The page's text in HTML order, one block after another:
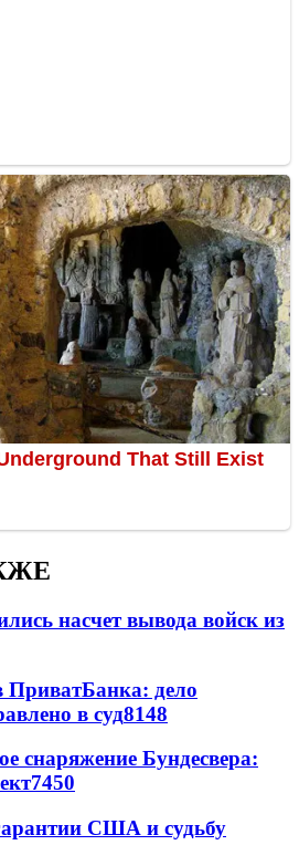
насчет вывода войск из
ПриватБанка: дело
в суд8148
снаряжение Бундесвера:
7450
США и судьбу